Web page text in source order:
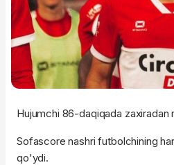
Hujumchi 86-daqiqada zaxiradan
Sofascore nashri futbolchining
qo'ydi.